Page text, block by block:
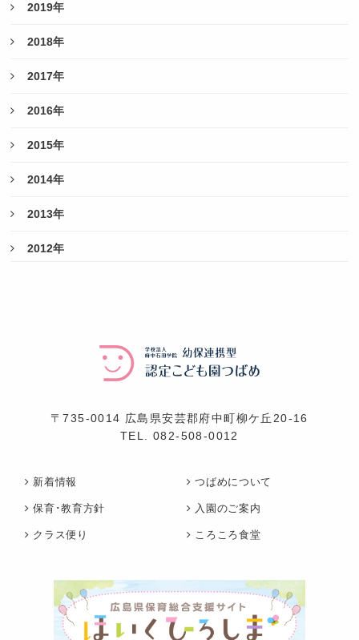
2019年
2018年
2017年
2016年
2015年
2014年
2013年
2012年
〒735-0014 広島県安芸郡府中町柳ケ丘20-16
TEL.082-508-0012
新着情報 つばめについて
保育･教育方針 入園のご案内
クラス便り ころころ食堂